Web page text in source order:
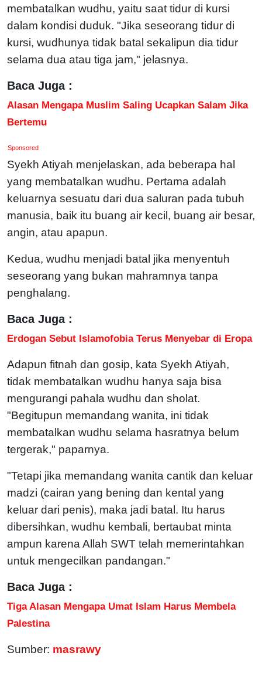
membatalkan wudhu, yaitu saat tidur di kursi
dalam kondisi duduk. "Jika seseorang tidur di
kursi, wudhunya tidak batal sekalipun dia tidur
selama dua atau tiga jam," jelasnya.
Baca Juga :
Alasan Mengapa Muslim Saling Ucapkan Salam Jika
Bertemu
Sponsored
Syekh Atiyah menjelaskan, ada beberapa hal
yang membatalkan wudhu. Pertama adalah
keluarnya sesuatu dari dua saluran pada tubuh
manusia, baik itu buang air kecil, buang air besar,
angin, atau apapun.
Kedua, wudhu menjadi batal jika menyentuh
seseorang yang bukan mahramnya tanpa
penghalang.
Baca Juga :
Erdogan Sebut Islamofobia Terus Menyebar di Eropa
Adapun fitnah dan gosip, kata Syekh Atiyah,
tidak membatalkan wudhu hanya saja bisa
mengurangi pahala wudhu dan sholat.
"Begitupun memandang wanita, ini tidak
membatalkan wudhu selama hasratnya belum
tergerak," paparnya.
"Tetapi jika memandang wanita cantik dan keluar
madzi (cairan yang bening dan kental yang
keluar dari penis), maka jadi batal. Itu harus
dibersihkan, wudhu kembali, bertaubat minta
ampun karena Allah SWT telah memerintahkan
untuk mengecilkan pandangan."
Baca Juga :
Tiga Alasan Mengapa Umat Islam Harus Membela
Palestina
Sumber: masrawy